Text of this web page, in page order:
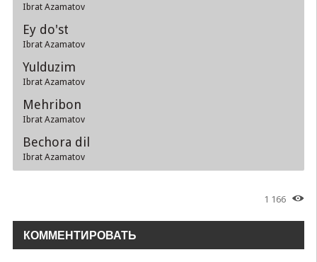
Ibrat Azamatov
Ey do'st
Ibrat Azamatov
Yulduzim
Ibrat Azamatov
Mehribon
Ibrat Azamatov
Bechora dil
Ibrat Azamatov
1 166
КОММЕНТИРОВАТЬ